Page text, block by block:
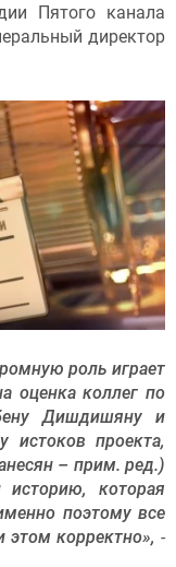
Пятого канала
директор
роль играет
оценка коллег по
Дишдишяну и
истоков проекта,
– прим. ред.)
которая
поэтому все
этом корректно», -